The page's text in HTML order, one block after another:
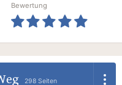
Bewertung
298 Seiten